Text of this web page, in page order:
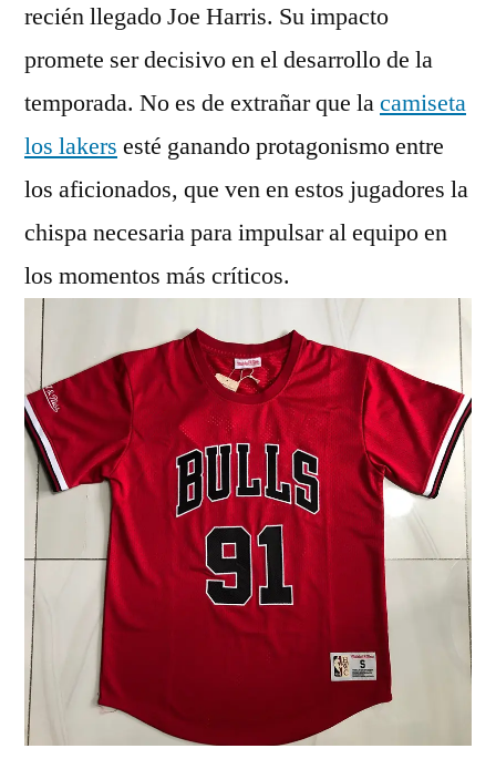
recién llegado Joe Harris. Su impacto
promete ser decisivo en el desarrollo de la
temporada. No es de extrañar que lacamiseta
los lakers esté ganando protagonismo entre
los aficionados, que ven en estos jugadores la
chispa necesaria para impulsar al equipo en
los momentos más críticos.